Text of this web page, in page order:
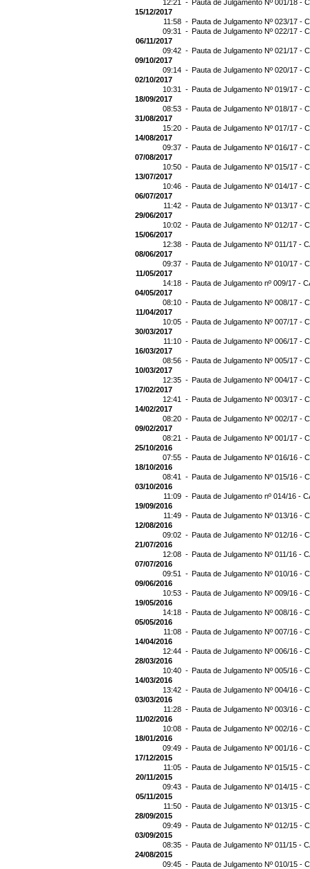
12:21 - Pauta de Julgamento Nº 001/18 -
15/12/2017
11:58 - Pauta de Julgamento Nº 023/17 -
09:31 - Pauta de Julgamento Nº 022/17 -
06/11/2017
09:42 - Pauta de Julgamento Nº 021/17 -
09/10/2017
09:14 - Pauta de Julgamento Nº 020/17 -
02/10/2017
10:31 - Pauta de Julgamento Nº 019/17 -
18/09/2017
08:53 - Pauta de Julgamento Nº 018/17 -
31/08/2017
15:20 - Pauta de Julgamento Nº 017/17 -
14/08/2017
09:37 - Pauta de Julgamento Nº 016/17 -
07/08/2017
10:50 - Pauta de Julgamento Nº 015/17 -
13/07/2017
10:46 - Pauta de Julgamento Nº 014/17 -
06/07/2017
11:42 - Pauta de Julgamento Nº 013/17 -
29/06/2017
10:02 - Pauta de Julgamento Nº 012/17 -
15/06/2017
12:38 - Pauta de Julgamento Nº 011/17 -
08/06/2017
09:37 - Pauta de Julgamento Nº 010/17 -
11/05/2017
14:18 - Pauta de Julgamento nº 009/17 -
04/05/2017
08:10 - Pauta de Julgamento Nº 008/17 -
11/04/2017
10:05 - Pauta de Julgamento Nº 007/17 -
30/03/2017
11:10 - Pauta de Julgamento Nº 006/17 -
16/03/2017
08:56 - Pauta de Julgamento Nº 005/17 -
10/03/2017
12:35 - Pauta de Julgamento Nº 004/17 -
17/02/2017
12:41 - Pauta de Julgamento Nº 003/17 -
14/02/2017
08:20 - Pauta de Julgamento Nº 002/17 -
09/02/2017
08:21 - Pauta de Julgamento Nº 001/17 -
25/10/2016
07:55 - Pauta de Julgamento Nº 016/16 -
18/10/2016
08:41 - Pauta de Julgamento Nº 015/16 -
03/10/2016
11:09 - Pauta de Julgamento nº 014/16 -
19/09/2016
11:49 - Pauta de Julgamento Nº 013/16 -
12/08/2016
09:02 - Pauta de Julgamento Nº 012/16 -
21/07/2016
12:08 - Pauta de Julgamento Nº 011/16 -
07/07/2016
09:51 - Pauta de Julgamento Nº 010/16 -
09/06/2016
10:53 - Pauta de Julgamento Nº 009/16 -
19/05/2016
14:18 - Pauta de Julgamento Nº 008/16 -
05/05/2016
11:08 - Pauta de Julgamento Nº 007/16 -
14/04/2016
12:44 - Pauta de Julgamento Nº 006/16 -
28/03/2016
10:40 - Pauta de Julgamento Nº 005/16 -
14/03/2016
13:42 - Pauta de Julgamento Nº 004/16 -
03/03/2016
11:28 - Pauta de Julgamento Nº 003/16 -
11/02/2016
10:08 - Pauta de Julgamento Nº 002/16 -
18/01/2016
09:49 - Pauta de Julgamento Nº 001/16 -
17/12/2015
11:05 - Pauta de Julgamento Nº 015/15 -
20/11/2015
09:43 - Pauta de Julgamento Nº 014/15 -
05/11/2015
11:50 - Pauta de Julgamento Nº 013/15 -
28/09/2015
09:49 - Pauta de Julgamento Nº 012/15 -
03/09/2015
08:35 - Pauta de Julgamento Nº 011/15 -
24/08/2015
09:45 - Pauta de Julgamento Nº 010/15 -